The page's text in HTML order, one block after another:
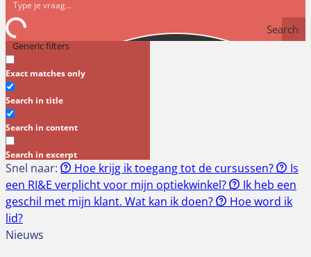
Search
Generic filters
Exact matches only
Search in title
Search in content
Search in excerpt
Snel naar: Hoe krijg ik toegang tot de cursussen?
Is
een RI&E verplicht voor mijn optiekwinkel?
Ik heb een
geschil met mijn klant. Wat kan ik doen?
Hoe word ik
lid?
Nieuws